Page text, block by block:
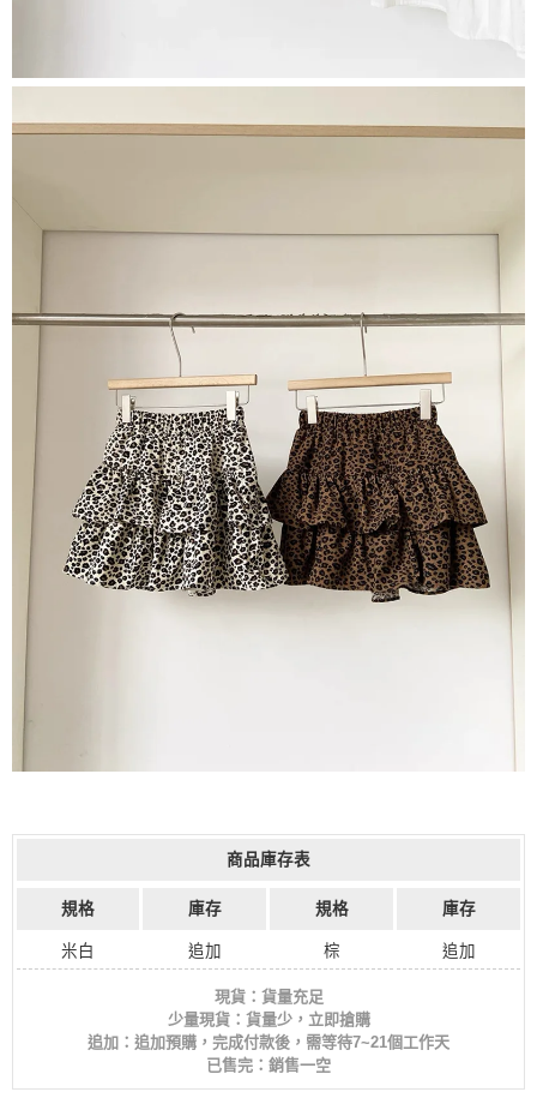
商品庫存表
規格 庫存 規格 庫存
米白 追加 棕 追加
現貨：貨量充足
少量現貨：貨量少，立即搶購
追加：追加預購，完成付款後，需等待7~21個工作天
已售完：銷售一空